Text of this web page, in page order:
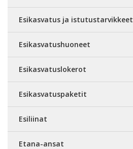
Esikasvatus ja istutustarvikkeet
Esikasvatushuoneet
Esikasvatuslokerot
Esikasvatuspaketit
Esiliinat
Etana-ansat